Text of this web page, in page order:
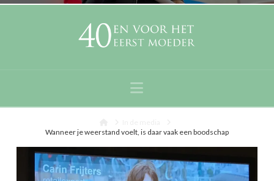
RORYBLOKZIJL
Navigation
Wanneer je weerstand voelt, is daar vaak een boodschap